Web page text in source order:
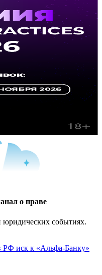
о праве
событиях.
РФ иск к «Альфа-Банку»